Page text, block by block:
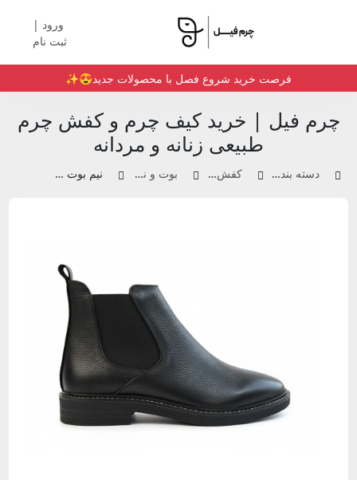
ورود |
ثبت نام
فرصت خرید شروع فصل با محصولات جدید😍✨️
چرم فیل | خرید کیف چرم و کفش چرم
طبیعی زنانه و مردانه
دسته بندی محصولات کفش چرم زنانه بوت و نیم بوت زنانه نیم بوت چرم |‌ کدA05